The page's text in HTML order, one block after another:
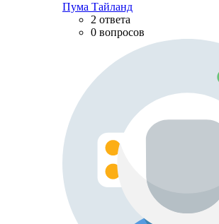
Пума Тайланд
2 ответа
0 вопросов